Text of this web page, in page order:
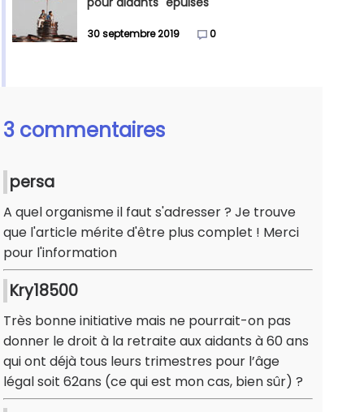
30 septembre 2019 0
3 commentaires
persa
A quel organisme il faut s'adresser ? Je trouve
que l'article mérite d'être plus complet ! Merci
pour l'information
Kry18500
Très bonne initiative mais ne pourrait-on pas
donner le droit à la retraite aux aidants à 60 ans
qui ont déjà tous leurs trimestres pour l’âge
légal soit 62ans (ce qui est mon cas, bien sûr) ?